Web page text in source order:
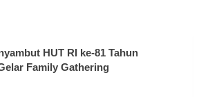
HUT RI ke-81 Tahun
Family Gathering